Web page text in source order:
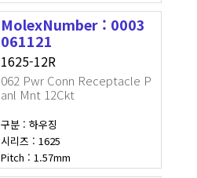
MolexNumber : 0003
061121
1625-12R
062 Pwr Conn Receptacle P
anl Mnt 12Ckt
구분 : 하우징
시리즈 : 1625
Pitch : 1.57mm